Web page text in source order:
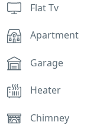
Flat Tv
Apartment
Garage
Heater
Chimney